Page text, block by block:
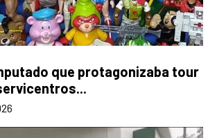
que protagonizaba tour